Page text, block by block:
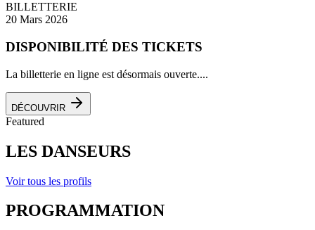
BILLETTERIE
20 Mars 2026
DISPONIBILITÉ DES TICKETS
La billetterie en ligne est désormais ouverte....
DÉCOUVRIR
Featured
LES DANSEURS
Voir tous les profils
PROGRAMMATION